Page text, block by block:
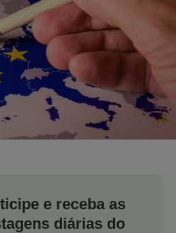
e receba as
diárias do